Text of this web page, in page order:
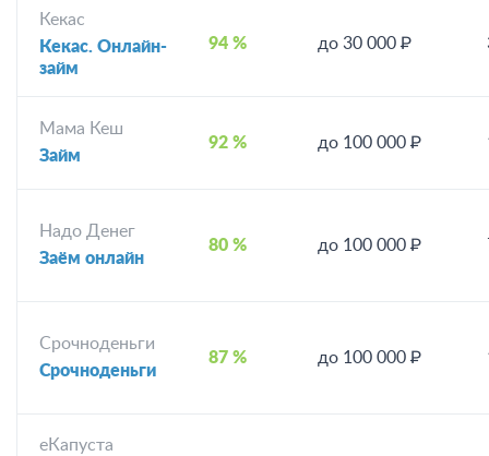
Кекас
Кекас. Онлайн-
займ
94 % до 30 000 ₽
Мама Кеш
Займ
92 % до 100 000 ₽
Надо Денег
Заём онлайн
80 % до 100 000 ₽
Срочноденьги
Срочноденьги
87 % до 100 000 ₽
еКапуста